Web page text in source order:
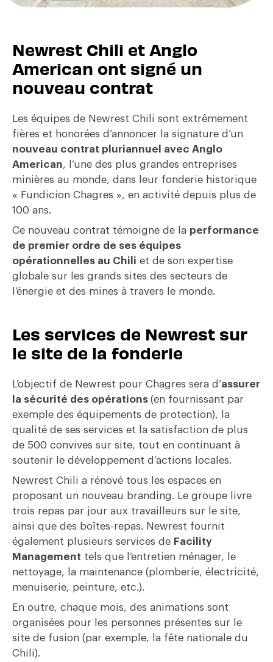
Newrest Chili et Anglo
American ont signé un
nouveau contrat
Les équipes de Newrest Chili sont extrêmement
fières et honorées d’annoncer la signature d’un
nouveau contrat pluriannuel avec Anglo
American, l’une des plus grandes entreprises
minières au monde, dans leur fonderie historique
« Fundicion Chagres », en activité depuis plus de
100 ans.
Ce nouveau contrat témoigne de la performance
de premier ordre de ses équipes
opérationnelles au Chili et de son expertise
globale sur les grands sites des secteurs de
l’énergie et des mines à travers le monde.
Les services de Newrest sur
le site de la fonderie
L’objectif de Newrest pour Chagres sera d’assurer
la sécurité des opérations (en fournissant par
exemple des équipements de protection), la
qualité de ses services et la satisfaction de plus
de 500 convives sur site, tout en continuant à
soutenir le développement d’actions locales.
Newrest Chili a rénové tous les espaces en
proposant un nouveau branding. Le groupe livre
trois repas par jour aux travailleurs sur le site,
ainsi que des boîtes-repas. Newrest fournit
également plusieurs services de Facility
Management tels que l’entretien ménager, le
nettoyage, la maintenance (plomberie, électricité,
menuiserie, peinture, etc.).
En outre, chaque mois, des animations sont
organisées pour les personnes présentes sur le
site de fusion (par exemple, la fête nationale du
Chili).